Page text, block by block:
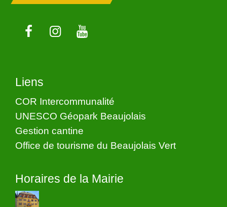
Liens
COR Intercommunalité
UNESCO Géopark Beaujolais
Gestion cantine
Office de tourisme du Beaujolais Vert
Horaires de la Mairie